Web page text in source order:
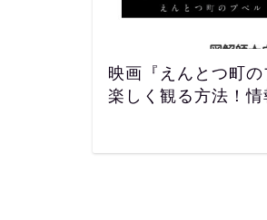
映画『えんとつ町
楽しく観る方法！情